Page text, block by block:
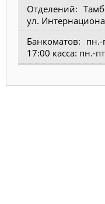
ул.
17:00 касса: пн.-